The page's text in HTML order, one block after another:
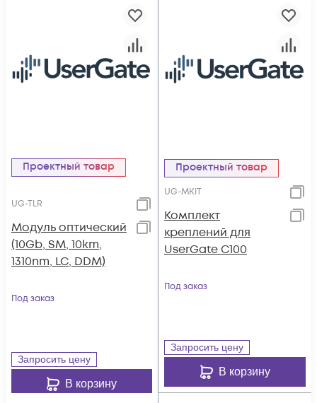
Проектный товар
UG-TLR
Модуль оптический
(10Gb, SM, 10km,
1310nm, LC, DDM)
Под заказ
Запросить цену
В корзину
Проектный товар
UG-MKIT
Комплект
креплений для
UserGate C100
Под заказ
Запросить цену
В корзину